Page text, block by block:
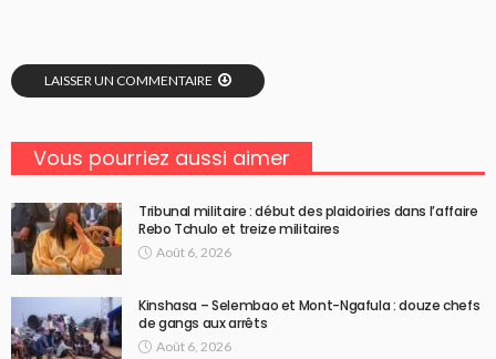
LAISSER UN COMMENTAIRE
Vous pourriez aussi aimer
Tribunal militaire : début des plaidoiries dans l’affaire
Rebo Tchulo et treize militaires
Août 6, 2026
Kinshasa – Selembao et Mont-Ngafula : douze chefs
de gangs aux arrêts
Août 6, 2026